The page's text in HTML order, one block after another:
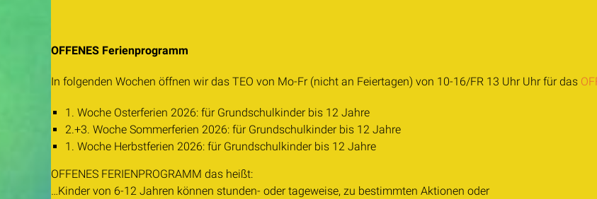
OFFENES Ferienprogramm
In folgenden Wochen öffnen wir das TEO von Mo-Fr (nicht an Feiertagen) von 10-16/FR 13 Uhr Uhr für das
1. Woche Osterferien 2026: für Grundschulkinder bis 12 Jahre
2.+3. Woche Sommerferien 2026: für Grundschulkinder bis 12 Jahre
1. Woche Herbstferien 2026: für Grundschulkinder bis 12 Jahre
OFFENES FERIENPROGRAMM das heißt:
…Kinder von 6-12 Jahren können stunden- oder tageweise, zu bestimmten Aktionen oder